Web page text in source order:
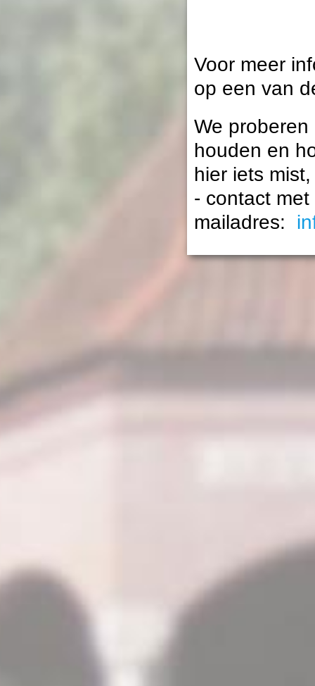
Voor meer
op een van
We
houden en
hier iets
- contact
mailadres: